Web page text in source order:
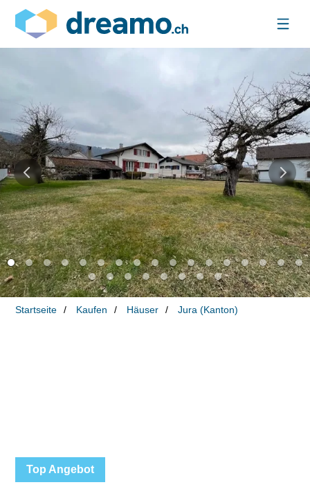
Startseite Kaufen Häuser Jura (Kanton)
Top Angebot